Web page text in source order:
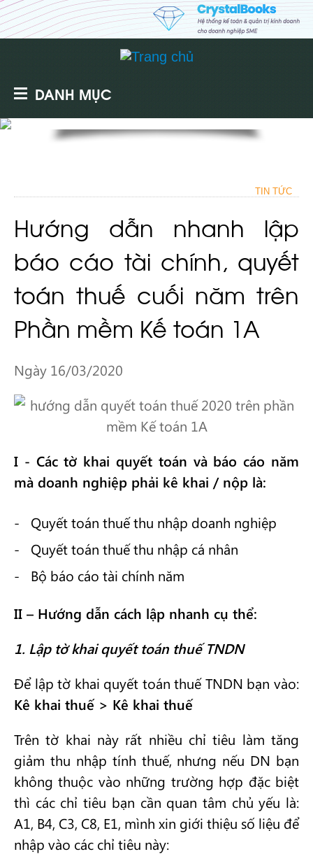
DANH MỤC
TIN TỨC
Hướng dẫn nhanh lập
báo cáo tài chính, quyết
toán thuế cuối năm trên
Phần mềm Kế toán 1A
Ngày 16/03/2020
I - Các tờ khai quyết toán và báo cáo năm
mà doanh nghiệp phải kê khai / nộp là:
Quyết toán thuế thu nhập doanh nghiệp
Quyết toán thuế thu nhập cá nhân
Bộ báo cáo tài chính năm
II – Hướng dẫn cách lập nhanh cụ thể:
1. Lập tờ khai quyết toán thuế TNDN
Để lập tờ khai quyết toán thuế TNDN bạn vào:
Kê khai thuế > Kê khai thuế
Trên tờ khai này rất nhiều chỉ tiêu làm tăng
giảm thu nhập tính thuế, nhưng nếu DN bạn
không thuộc vào những trường hợp đặc biệt
thì các chỉ tiêu bạn cần quan tâm chủ yếu là:
A1, B4, C3, C8, E1, mình xin giới thiệu số liệu để
nhập vào các chỉ tiêu này: